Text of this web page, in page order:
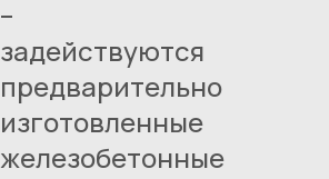
–
задействуются
предварительно
изготовленные
железобетонные